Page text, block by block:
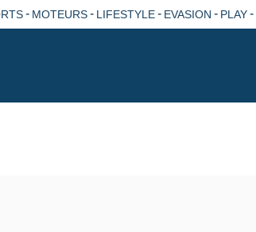
- MOTEURS- LIFESTYLE- EVASION - PLAY-